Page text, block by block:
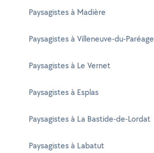
Paysagistes à Madière
Paysagistes à Villeneuve-du-Paréage
Paysagistes à Le Vernet
Paysagistes à Esplas
Paysagistes à La Bastide-de-Lordat
Paysagistes à Labatut